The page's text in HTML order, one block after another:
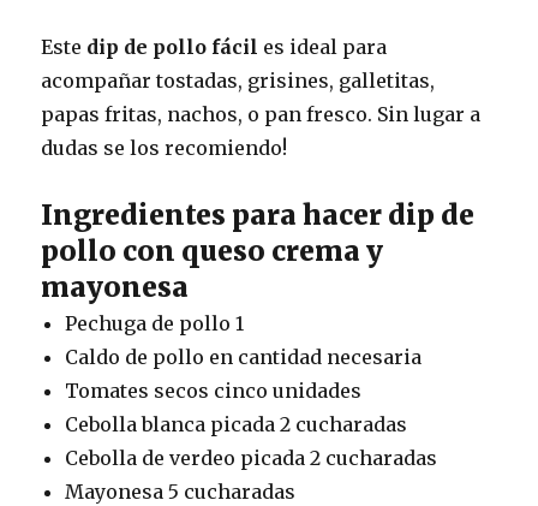
Este dip de pollo fácil es ideal para
acompañar tostadas, grisines, galletitas,
papas fritas, nachos, o pan fresco. Sin lugar a
dudas se los recomiendo!
Ingredientes para hacer dip de
pollo con queso crema y
mayonesa
Pechuga de pollo 1
Caldo de pollo en cantidad necesaria
Tomates secos cinco unidades
Cebolla blanca picada 2 cucharadas
Cebolla de verdeo picada 2 cucharadas
Mayonesa 5 cucharadas